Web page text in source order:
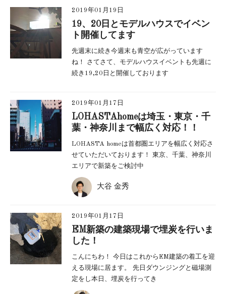
2019年01月19日
19、20日とモデルハウスでイベン
ト開催してます
先週末に続き今週末も青空が広がっています
ね！ さてさて、モデルハウスイベントも先週に
続き19,20日と開催しております
2019年01月17日
LOHASTAhomeは埼玉・東京・千
葉・神奈川まで幅広く対応！！
LOHASTA homeは首都圏エリアを幅広く対応さ
せていただいております！ 東京、千葉、神奈川
エリアで新築をご検討中
大谷 金秀
2019年01月17日
EM新築の建築現場で埋炭を行いま
した！
こんにちわ！ 今日はこれからEM建築の着工を迎
える現場に居ます。 先日ダウンジングと磁場測
定をし本日、埋炭を行ってき